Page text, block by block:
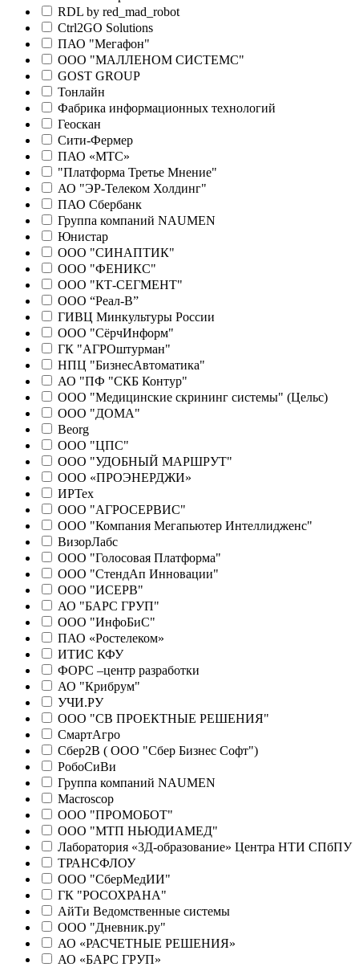
RDL by red_mad_robot
Ctrl2GO Solutions
ПАО "Мегафон"
ООО "МАЛЛЕНОМ СИСТЕМС"
GOST GROUP
Тонлайн
Фабрика информационных технологий
Геоскан
Сити-Фермер
ПАО «МТС»
"Платформа Третье Мнение"
АО "ЭР-Телеком Холдинг"
ПАО Сбербанк
Группа компаний NAUMEN
Юнистар
ООО "СИНАПТИК"
ООО "ФЕНИКС"
ООО "КТ-СЕГМЕНТ"
ООО “Реал-В”
ГИВЦ Минкультуры России
ООО "СёрчИнформ"
ГК "АГРОштурман"
НПЦ "БизнесАвтоматика"
АО "ПФ "СКБ Контур"
ООО "Медицинские скрининг системы" (Цельс)
ООО "ДОМА"
Beorg
ООО "ЦПС"
ООО "УДОБНЫЙ МАРШРУТ"
ООО «ПРОЭНЕРДЖИ»
ИРТех
ООО "АГРОСЕРВИС"
ООО "Компания Мегапьютер Интеллидженс"
ВизорЛабс
ООО "Голосовая Платформа"
ООО "СтендАп Инновации"
ООО "ИСЕРВ"
АО "БАРС ГРУП"
ООО "ИнфоБиС"
ПАО «Ростелеком»
ИТИС КФУ
ФОРС –центр разработки
АО "Крибрум"
УЧИ.РУ
ООО "СВ ПРОЕКТНЫЕ РЕШЕНИЯ"
СмартАгро
Сбер2В ( ООО "Сбер Бизнес Софт")
РобоСиВи
Группа компаний NAUMEN
Macroscop
ООО "ПРОМОБОТ"
ООО "МТП НЬЮДИАМЕД"
Лаборатория «3Д-образование» Центра НТИ СПбПУ
ТРАНСФЛОУ
ООО "СберМедИИ"
ГК "РОСОХРАНА"
АйТи Ведомственные системы
ООО "Дневник.ру"
АО «РАСЧЕТНЫЕ РЕШЕНИЯ»
АО «БАРС ГРУП»